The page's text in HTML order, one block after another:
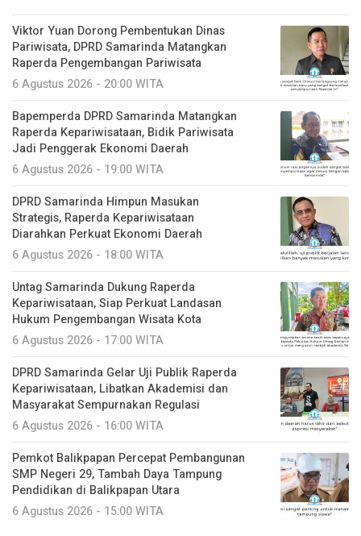
Viktor Yuan Dorong Pembentukan Dinas
Pariwisata, DPRD Samarinda Matangkan
Raperda Pengembangan Pariwisata
6 Agustus 2026 - 20:00 WITA
Bapemperda DPRD Samarinda Matangkan
Raperda Kepariwisataan, Bidik Pariwisata
Jadi Penggerak Ekonomi Daerah
6 Agustus 2026 - 19:00 WITA
DPRD Samarinda Himpun Masukan
Strategis, Raperda Kepariwisataan
Diarahkan Perkuat Ekonomi Daerah
6 Agustus 2026 - 18:00 WITA
Untag Samarinda Dukung Raperda
Kepariwisataan, Siap Perkuat Landasan
Hukum Pengembangan Wisata Kota
6 Agustus 2026 - 17:00 WITA
DPRD Samarinda Gelar Uji Publik Raperda
Kepariwisataan, Libatkan Akademisi dan
Masyarakat Sempurnakan Regulasi
6 Agustus 2026 - 16:00 WITA
Pemkot Balikpapan Percepat Pembangunan
SMP Negeri 29, Tambah Daya Tampung
Pendidikan di Balikpapan Utara
6 Agustus 2026 - 15:00 WITA